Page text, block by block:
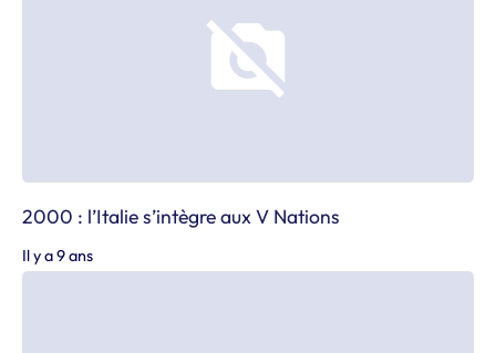
2000 : l’Italie s’intègre aux V Nations
Il y a 9 ans